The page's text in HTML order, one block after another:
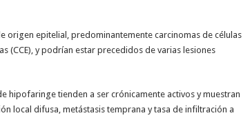
origen epitelial, predominantemente carcinomas de células
(CCE), y podrían estar precedidos de varias lesiones
hipofaringe tienden a ser crónicamente activos y muestran
local difusa, metástasis temprana y tasa de infiltración a